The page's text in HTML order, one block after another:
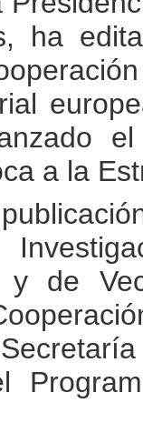
ha
a la
y de